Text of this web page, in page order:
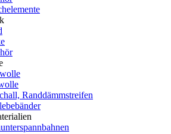
Randdämmstreifen